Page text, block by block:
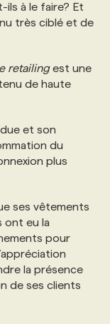
ils à le faire? Et
très ciblé et de
retailingest une
de haute
et son
du
plus
ses vêtements
ont eu la
pour
la présence
de ses clients